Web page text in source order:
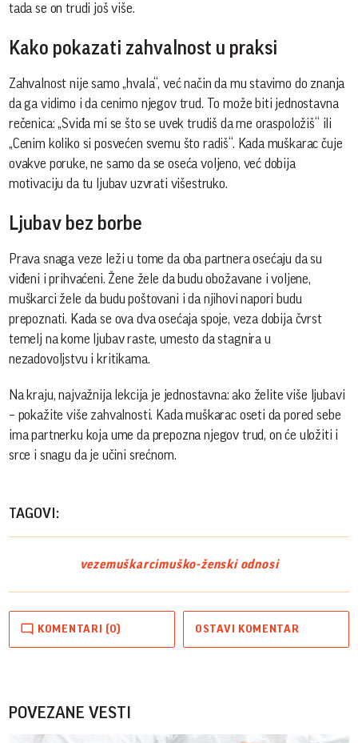
tada se on trudi još više.
Kako pokazati zahvalnost u praksi
Zahvalnost nije samo „hvala“, već način da mu stavimo do znanja
da ga vidimo i da cenimo njegov trud. To može biti jednostavna
rečenica: „Sviđa mi se što se uvek trudiš da me oraspoložiš“ ili
„Cenim koliko si posvećen svemu što radiš“. Kada muškarac čuje
ovakve poruke, ne samo da se oseća voljeno, već dobija
motivaciju da tu ljubav uzvrati višestruko.
Ljubav bez borbe
Prava snaga veze leži u tome da oba partnera osećaju da su
viđeni i prihvaćeni. Žene žele da budu obožavane i voljene,
muškarci žele da budu poštovani i da njihovi napori budu
prepoznati. Kada se ova dva osećaja spoje, veza dobija čvrst
temelj na kome ljubav raste, umesto da stagnira u
nezadovoljstvu i kritikama.
Na kraju, najvažnija lekcija je jednostavna: ako želite više ljubavi
– pokažite više zahvalnosti. Kada muškarac oseti da pored sebe
ima partnerku koja ume da prepozna njegov trud, on će uložiti i
srce i snagu da je učini srećnom.
TAGOVI:
vezemuškarcimuško-ženski odnosi
KOMENTARI (0) OSTAVI KOMENTAR
POVEZANE VESTI